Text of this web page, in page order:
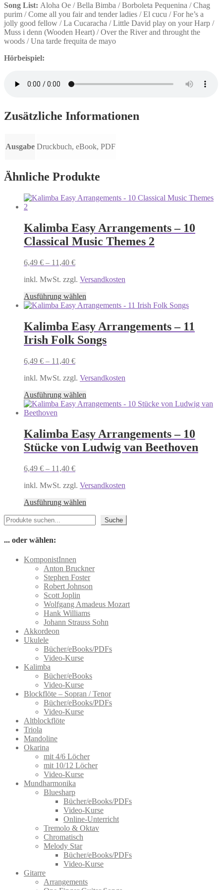
Song List: Aloha Oe / Bella Bimba / Borboleta Pequenina / Chag
purim / Come all you fair and tender ladies / El cucu / For he’s a
jolly good fellow / La Cucaracha / Little David play on your Harp /
Muss i denn (Wooden Heart) / Over the River and throught the
woods / Una tarde frequita de mayo
Hörbeispiel:
Zusätzliche Informationen
Ausgabe Druckbuch, eBook, PDF
Ähnliche Produkte
Kalimba Easy Arrangements – 10
Classical Music Themes 2
6,49 € – 11,40 €
inkl. MwSt. zzgl. Versandkosten
Ausführung wählen
Produkt
mehrere
Varianten
auf.
auf
gewählt
Kalimba Easy Arrangements – 11
Irish Folk Songs
6,49 € – 11,40 €
inkl. MwSt. zzgl. Versandkosten
Ausführung wählen
Produkt
Varianten
auf.
Die
der
Kalimba Easy Arrangements – 10
Stücke von Ludwig van Beethoven
6,49 € – 11,40 €
inkl. MwSt. zzgl. Versandkosten
Ausführung wählen
können
auf
der
Produktseite
gewählt
werden
Suchen Suche
... oder wählen:
KomponistInnen
Anton Bruckner
Stephen Foster
Robert Johnson
Scott Joplin
Wolfgang Amadeus Mozart
Hank Williams
Johann Strauss Sohn
Akkordeon
Ukulele
Bücher/eBooks/PDFs
Video-Kurse
Kalimba
Bücher/eBooks
Video-Kurse
Blockflöte – Sopran / Tenor
Bücher/eBooks/PDFs
Video-Kurse
Altblockflöte
Triola
Mandoline
Okarina
mit 4/6 Löcher
mit 10/12 Löcher
Video-Kurse
Mundharmonika
Bluesharp
Bücher/eBooks/PDFs
Video-Kurse
Online-Unterricht
Tremolo & Oktav
Chromatisch
Melody Star
Bücher/eBooks/PDFs
Video-Kurse
Gitarre
Arrangements